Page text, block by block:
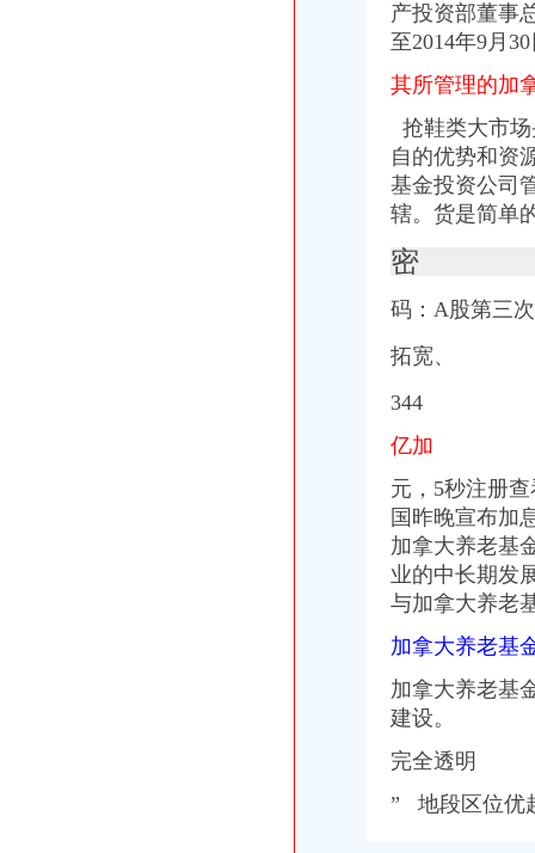
产投资部董事
至2014年9月
其所管理的加
抢鞋类大市
自的优势和资
基金投资公司
辖。货是简
密
码：A股第三
拓宽、
344
亿加
元，5秒注册
国昨晚宣布加
加拿大养老基
业的中长期发
与加拿大养老
加拿大养老基
加拿大养老基
建设。
完全透明
” 地段区位优